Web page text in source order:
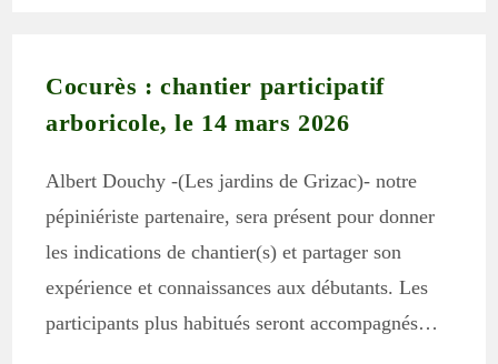
Cocurès : chantier participatif
arboricole, le 14 mars 2026
Albert Douchy -(Les jardins de Grizac)- notre
pépiniériste partenaire, sera présent pour donner
les indications de chantier(s) et partager son
expérience et connaissances aux débutants. Les
participants plus habitués seront accompagnés…